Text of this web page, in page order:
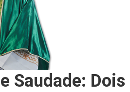
Saudade: Dois